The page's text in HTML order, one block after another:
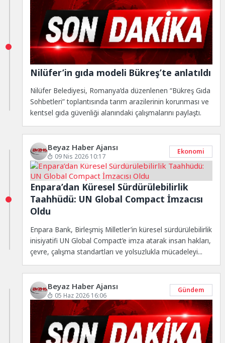
Nilüfer’in gıda modeli Bükreş’te anlatıldı
Nilüfer Belediyesi, Romanya’da düzenlenen “Bükreş Gıda
Sohbetleri” toplantısında tarım arazilerinin korunması ve
kentsel gıda güvenliği alanındaki çalışmalarını paylaştı.
Beyaz Haber Ajansı
09 Nis 2026 10:17
Ekonomi
Enpara’dan Küresel Sürdürülebilirlik
Taahhüdü: UN Global Compact İmzacısı
Oldu
Enpara Bank, Birleşmiş Milletler’in küresel sürdürülebilirlik
inisiyatifi UN Global Compact’e imza atarak insan hakları,
çevre, çalışma standartları ve yolsuzlukla mücadeleyi...
Beyaz Haber Ajansı
05 Haz 2026 16:06
Gündem